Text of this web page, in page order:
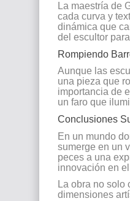
La maestría de
cada curva y
dinámica que
del escultor
Rompiendo
Aunque las
una pieza que
importancia de
un faro que
Conclusiones
En un mundo
sumerge en un
peces a una
innovación en
La obra no solo
dimensiones